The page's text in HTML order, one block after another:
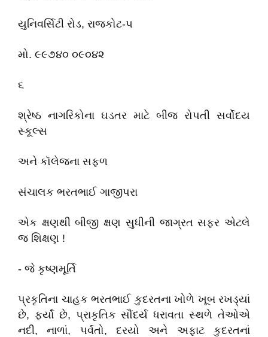
યુનિવર્સિટી રોડ, રાજકોટ-૫
મો. ૯૯૭૪૦ ૦૯૦૪૨
૬
શ્રેષ્ઠ નાગરિકોના ઘડતર માટે બીજ રોપતી સર્વોદય
સ્કૂલ્સ
અને કૉલેજના સફળ
સંચાલક ભરતભાઈ ગાજીપરા
એક ક્ષણથી બીજી ક્ષણ સુધીની જાગ્રત સફર એટલે
જ શિક્ષણ !
- જે કૃષ્ણમૂર્તિ
પ્રકૃતિના ચાહક ભરતભાઈ કુદરતના ખોળે ખૂબ રખડ્યાં
છે, ફર્યાં છે, પ્રાકૃતિક સૌંદર્ય ધરાવતા સ્થળે તેઓએ
નદી, નાળાં, પર્વતો, દરયો અને અફાટ કુદરતનાં